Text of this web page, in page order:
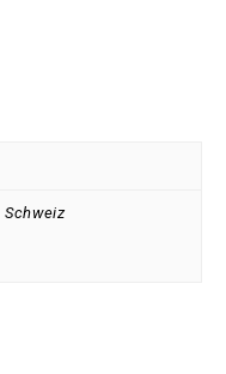
Schweiz